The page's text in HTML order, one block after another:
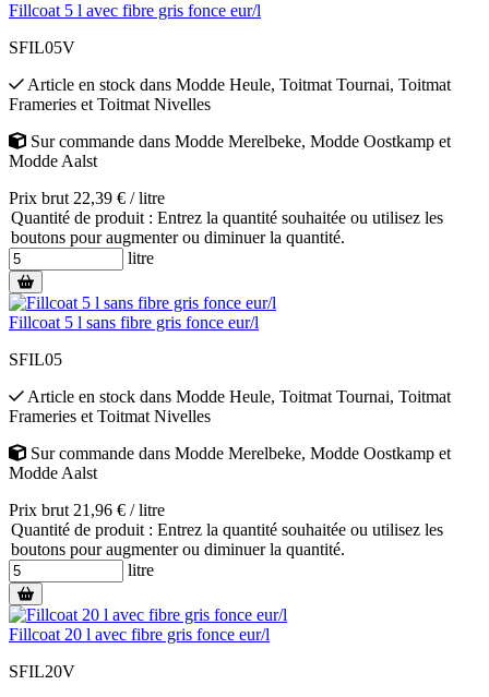
Fillcoat 5 l avec fibre gris fonce eur/l
SFIL05V
Article en stock dans Modde Heule, Toitmat Tournai, Toitmat
Frameries et Toitmat Nivelles
Sur commande dans Modde Merelbeke, Modde Oostkamp et
Modde Aalst
Prix brut 22,39 € / litre
Quantité de produit : Entrez la quantité souhaitée ou utilisez les
boutons pour augmenter ou diminuer la quantité.
litre
Fillcoat 5 l sans fibre gris fonce eur/l
SFIL05
Article en stock dans Modde Heule, Toitmat Tournai, Toitmat
Frameries et Toitmat Nivelles
Sur commande dans Modde Merelbeke, Modde Oostkamp et
Modde Aalst
Prix brut 21,96 € / litre
Quantité de produit : Entrez la quantité souhaitée ou utilisez les
boutons pour augmenter ou diminuer la quantité.
litre
Fillcoat 20 l avec fibre gris fonce eur/l
SFIL20V